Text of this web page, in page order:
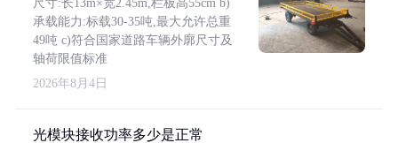
尺寸:长13m×宽2.45m,栏板高55cm b)
承载能力:标载30-35吨,最大允许总重
49吨 c)符合国家道路车辆外廓尺寸及
轴荷限值标准
2026年8月4日
光模块接收功率多少是正常